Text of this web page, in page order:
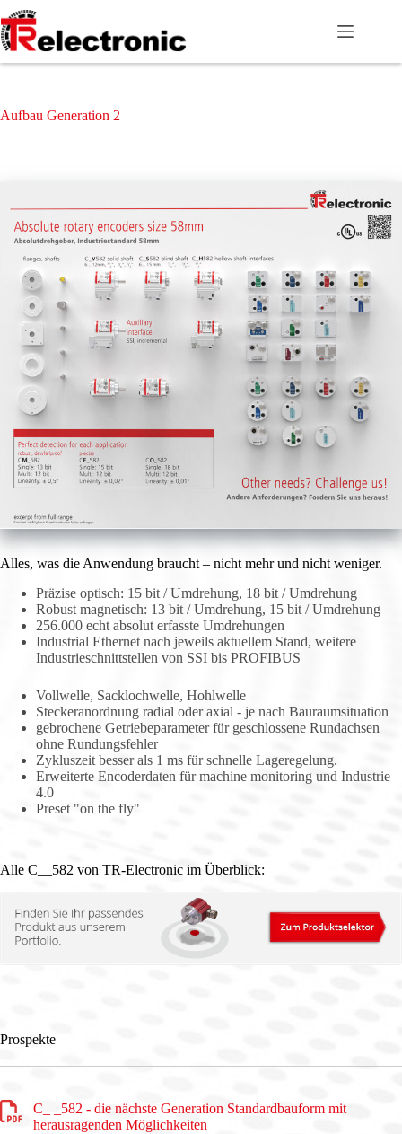
Zum
Inhalt
springen
Aufbau Generation 2
Alles, was die Anwendung braucht – nicht mehr und nicht weniger.
Präzise optisch: 15 bit / Umdrehung, 18 bit / Umdrehung
Robust magnetisch: 13 bit / Umdrehung, 15 bit / Umdrehung
256.000 echt absolut erfasste Umdrehungen
Industrial Ethernet nach jeweils aktuellem Stand, weitere
Industrieschnittstellen von SSI bis PROFIBUS
Vollwelle, Sacklochwelle, Hohlwelle
Steckeranordnung radial oder axial - je nach Bauraumsituation
gebrochene Getriebeparameter für geschlossene Rundachsen
ohne Rundungsfehler
Zykluszeit besser als 1 ms für schnelle Lageregelung.
Erweiterte Encoderdaten für machine monitoring und Industrie
4.0
Preset "on the fly"
Alle C__582 von TR-Electronic im Überblick:
Prospekte
C_ _582 - die nächste Generation Standardbauform mit
herausragenden Möglichkeiten